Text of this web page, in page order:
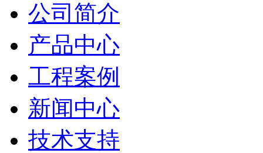
公司简介
产品中心
工程案例
新闻中心
技术支持